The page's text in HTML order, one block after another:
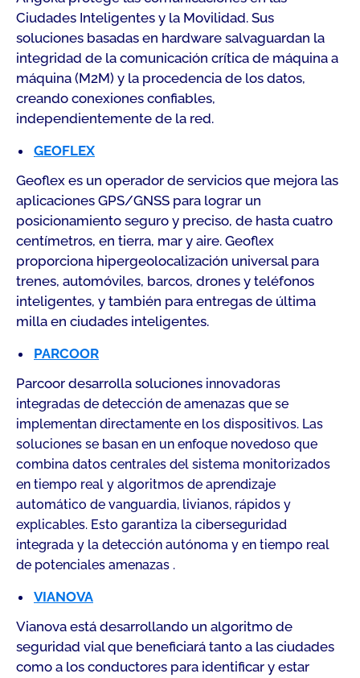
Ciudades Inteligentes y la Movilidad. Sus
soluciones basadas en hardware salvaguardan la
integridad de la comunicación crítica de máquina a
máquina (M2M) y la procedencia de los datos,
creando conexiones confiables,
independientemente de la red.
GEOFLEX
Geoflex es un operador de servicios que mejora las
aplicaciones GPS/GNSS para lograr un
posicionamiento seguro y preciso, de hasta cuatro
centímetros, en tierra, mar y aire. Geoflex
proporciona hipergeolocalización universal para
trenes, automóviles, barcos, drones y teléfonos
inteligentes, y también para entregas de última
milla en ciudades inteligentes.
PARCOOR
Parcoor desarrolla soluciones innovadoras
integradas de detección de amenazas que se
implementan directamente en los dispositivos. Las
soluciones se basan en un enfoque novedoso que
combina datos centrales del sistema monitorizados
en tiempo real y algoritmos de aprendizaje
automático de vanguardia, livianos, rápidos y
explicables. Esto garantiza la ciberseguridad
integrada y la detección autónoma y en tiempo real
de potenciales amenazas .
VIANOVA
Vianova está desarrollando un algoritmo de
seguridad vial que beneficiará tanto a las ciudades
como a los conductores para identificar y estar